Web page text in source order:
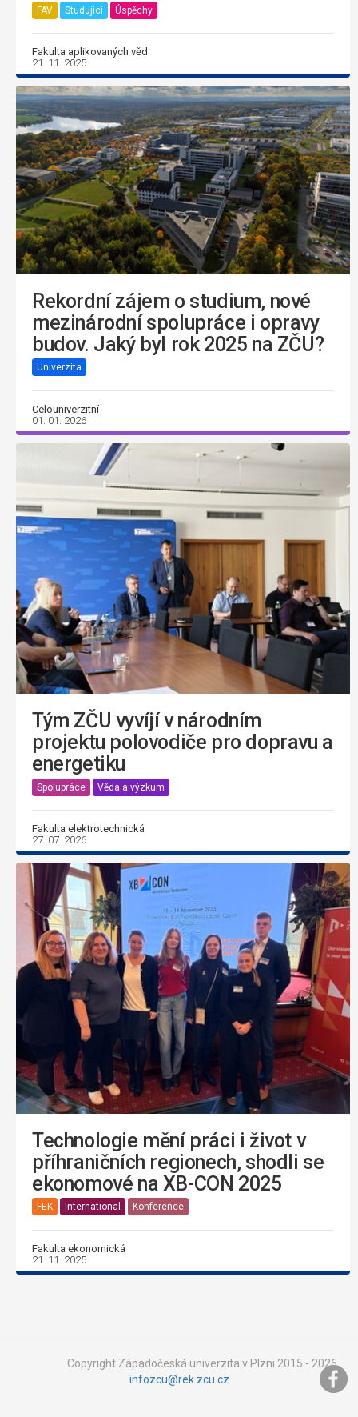
FAV Studující Úspěchy
Fakulta aplikovaných věd
21. 11. 2025
Rekordní zájem o studium, nové
mezinárodní spolupráce i opravy
budov. Jaký byl rok 2025 na ZČU?
Univerzita
Celouniverzitní
01. 01. 2026
Tým ZČU vyvíjí v národním
projektu polovodiče pro dopravu a
energetiku
Spolupráce Věda a výzkum
Fakulta elektrotechnická
27. 07. 2026
Technologie mění práci i život v
příhraničních regionech, shodli se
ekonomové na XB-CON 2025
FEK International Konference
Fakulta ekonomická
21. 11. 2025
Copyright Západočeská univerzita v Plzni 2015 - 2026,
infozcu@rek.zcu.cz